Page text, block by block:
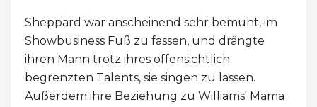
Sheppard war anscheinend sehr bemüht, im
Showbusiness Fuß zu fassen, und drängte
ihren Mann trotz ihres offensichtlich
begrenzten Talents, sie singen zu lassen.
Außerdem ihre Beziehung zu Williams' Mama